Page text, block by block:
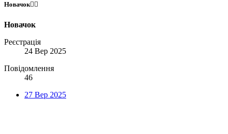
Новачок😶‍🌫️
Новачок
Реєстрація
24 Вер 2025
Повідомлення
46
27 Вер 2025